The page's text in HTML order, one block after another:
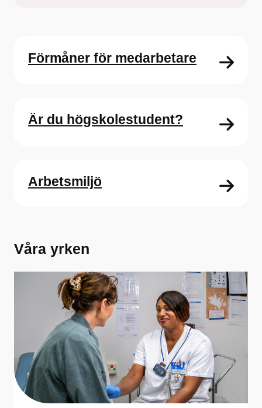
Förmåner för medarbetare
Är du högskolestudent?
Arbetsmiljö
Våra yrken